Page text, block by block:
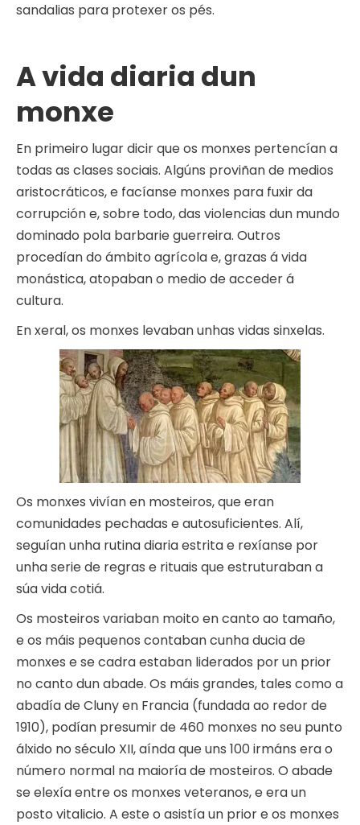
sandalias para protexer os pés.
A vida diaria dun
monxe
En primeiro lugar dicir que os monxes pertencían a
todas as clases sociais. Algúns proviñan de medios
aristocráticos, e facíanse monxes para fuxir da
corrupción e, sobre todo, das violencias dun mundo
dominado pola barbarie guerreira. Outros
procedían do ámbito agrícola e, grazas á vida
monástica, atopaban o medio de acceder á
cultura.
En xeral, os monxes levaban unhas vidas sinxelas.
Os monxes vivían en mosteiros, que eran
comunidades pechadas e autosuficientes. Alí,
seguían unha rutina diaria estrita e rexíanse por
unha serie de regras e rituais que estruturaban a
súa vida cotiá.
Os mosteiros variaban moito en canto ao tamaño,
e os máis pequenos contaban cunha ducia de
monxes e se cadra estaban liderados por un prior
no canto dun abade. Os máis grandes, tales como a
abadía de Cluny en Francia (fundada ao redor de
1910), podían presumir de 460 monxes no seu punto
álxido no século XII, aínda que uns 100 irmáns era o
número normal na maioría de mosteiros. O abade
se elexía entre os monxes veteranos, e era un
posto vitalicio. A este o asistía un prior e os monxes